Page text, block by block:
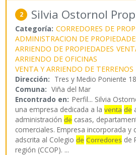
2 Silvia Ostornol
Categoría: CORREDORES DE
ADMINISTRACION DE
ARRIENDO DE PROPIEDADES
ARRIENDO DE OFICINAS
VENTA Y ARRIENDO DE TERRENOS
Dirección: Tres y Medio Poniente
Comuna: Viña del Mar
Encontrado en: Perfil... Silvia
una empresa dedicada a laventa de
administración de casas,
comerciales. Empresa incorporada y
adscrita al Colegio de Corredores de
región (CCOP). ...